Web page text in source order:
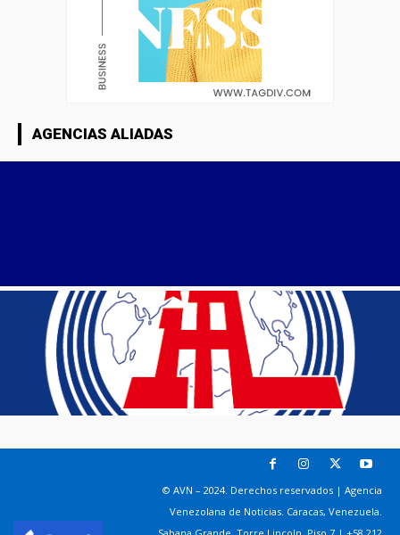
AGENCIAS ALIADAS
© AVN – 2024. Derechos reservados | Agencia
Venezolana de Noticias. Caracas, Venezuela.